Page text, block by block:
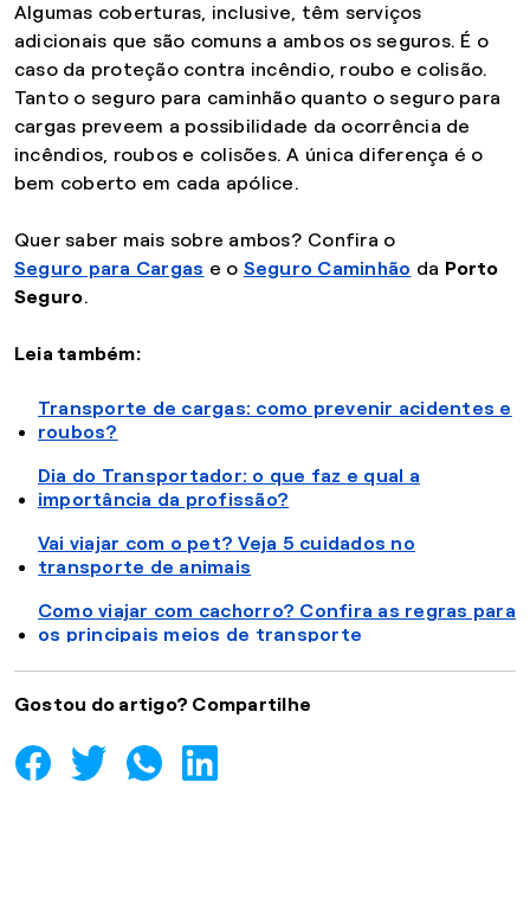
Algumas coberturas, inclusive, têm serviços
adicionais que são comuns a ambos os seguros. É o
caso da proteção contra incêndio, roubo e colisão.
Tanto o seguro para caminhão quanto o seguro para
cargas preveem a possibilidade da ocorrência de
incêndios, roubos e colisões. A única diferença é o
bem coberto em cada apólice.
Quer saber mais sobre ambos? Confira o
Seguro para Cargas e o Seguro Caminhão da Porto
Seguro.
Leia também:
Transporte de cargas: como prevenir acidentes e
roubos?
Dia do Transportador: o que faz e qual a
importância da profissão?
Vai viajar com o pet? Veja 5 cuidados no
transporte de animais
Como viajar com cachorro? Confira as regras para
os principais meios de transporte
Gostou do artigo? Compartilhe